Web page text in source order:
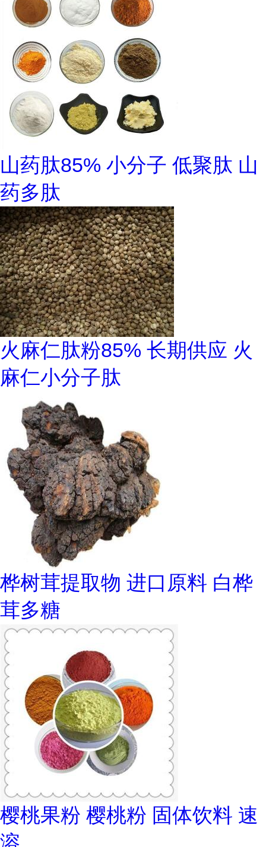
山药肽85% 小分子 低聚肽 山
药多肽
火麻仁肽粉85% 长期供应 火
麻仁小分子肽
桦树茸提取物 进口原料 白桦
茸多糖
樱桃果粉 樱桃粉 固体饮料 速
溶